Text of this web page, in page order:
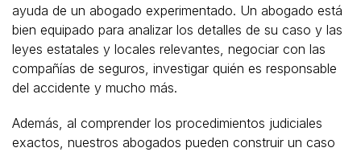
ayuda de un abogado experimentado. Un abogado está
bien equipado para analizar los detalles de su caso y las
leyes estatales y locales relevantes, negociar con las
compañías de seguros, investigar quién es responsable
del accidente y mucho más.
Además, al comprender los procedimientos judiciales
exactos, nuestros abogados pueden construir un caso